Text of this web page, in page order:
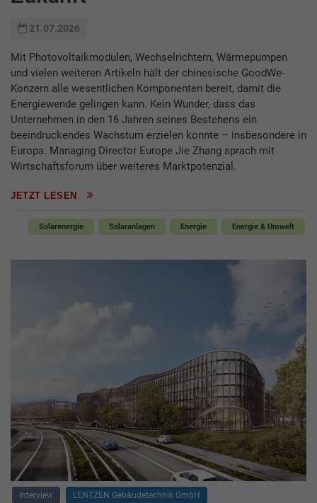
21.07.2026
Mit Photovoltaikmodulen, Wechselrichtern, Wärmepumpen
und vielen weiteren Artikeln hält der chinesische GoodWe-
Konzern alle wesentlichen Komponenten bereit, damit die
Energiewende gelingen kann. Kein Wunder, dass das
Unternehmen in den 16 Jahren seines Bestehens ein
beeindruckendes Wachstum erzielen konnte – insbesondere in
Europa. Managing Director Europe Jie Zhang sprach mit
Wirtschaftsforum über weiteres Marktpotenzial.
JETZT LESEN
Solarenergie Solaranlagen Energie Energie & Umwelt
Interview LENTZEN Gebäudetechnik GmbH